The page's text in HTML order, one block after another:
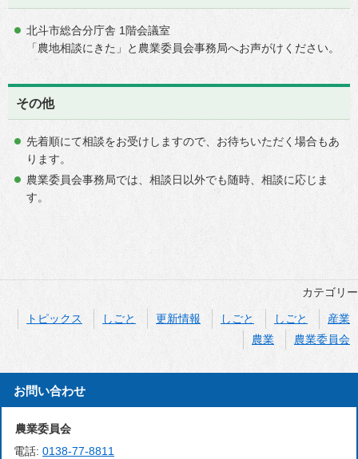
北斗市総合分庁舎 1階会議室
「農地相談にきた」と農業委員会事務局へお声がけください。
その他
先着順にて相談をお受けしますので、お待ちいただく場合もあ
ります。
農業委員会事務局では、相談日以外でも随時、相談に応じま
す。
カテゴリー
トピックス しごと 更新情報 しごと しごと
産業
農業
農業委員会
お問い合わせ
農業委員会
電話: 0138-77-8811